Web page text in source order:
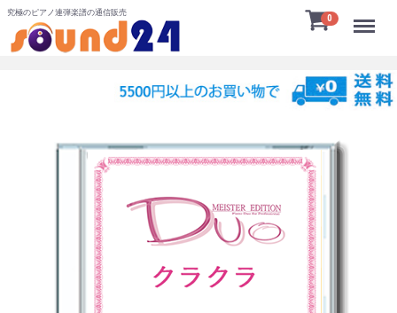
究極のピアノ連弾楽譜の通信販売
0 Menu